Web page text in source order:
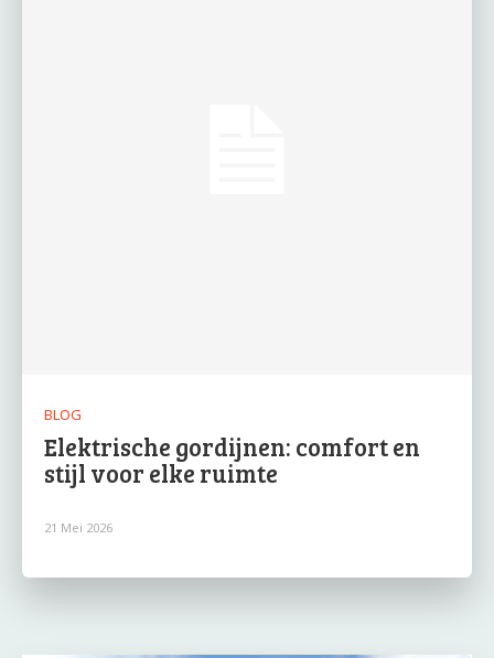
BLOG
Elektrische gordijnen: comfort en
stijl voor elke ruimte
21 Mei 2026